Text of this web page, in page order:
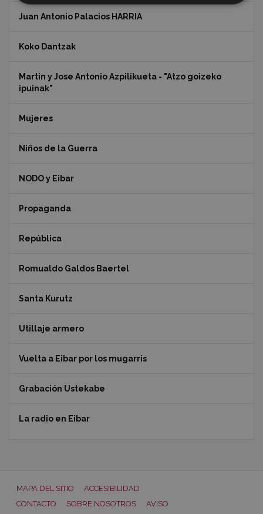
Juan Antonio Palacios HARRIA
Koko Dantzak
Martin y Jose Antonio Azpilikueta - "Atzo goizeko
ipuinak"
Mujeres
Niños de la Guerra
NODO y Eibar
Propaganda
República
Romualdo Galdos Baertel
Santa Kurutz
Utillaje armero
Vuelta a Eibar por los mugarris
Grabación Ustekabe
La radio en Eibar
MAPA DEL SITIO
ACCESIBILIDAD
CONTACTO
SOBRE NOSOTROS AVISO